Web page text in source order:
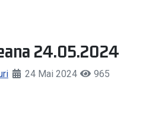
24.05.2024
24 Mai 2024 965